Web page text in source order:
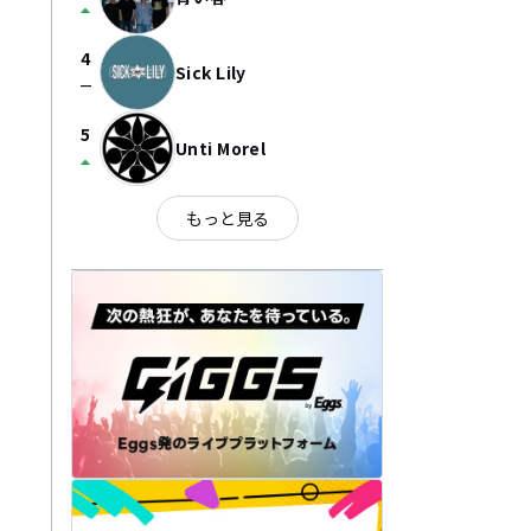
arrow_drop_up
4
check_indeterminate_small Sick Lily
5
arrow_drop_up Unti Morel
もっと見る